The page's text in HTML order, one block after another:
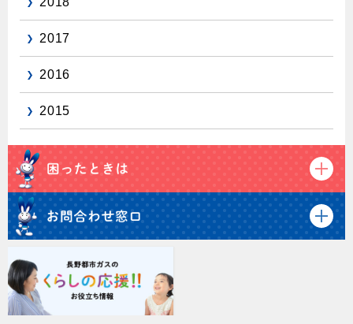
お引越しのときには
ガス使用開始のご案内
インターネット受付
2017
2016
2015